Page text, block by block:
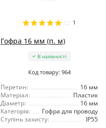
1
Гофра 16 мм (п. м)
В наявності
Код товару: 964
Перетин:
16 мм
Матеріал:
Пластик
Діаметр:
16 мм
Категорія:
Гофра для проводу
Ступінь захисту:
IP55